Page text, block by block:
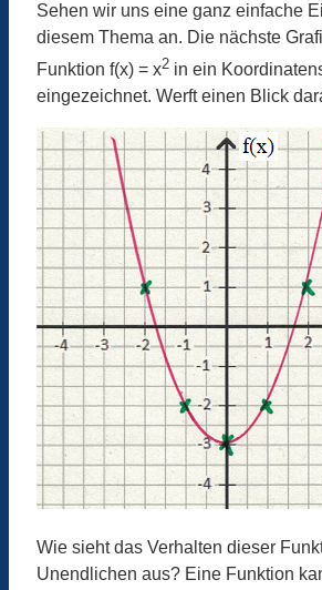
Sehen wir uns eine ganz einfache
diesem Thema an. Die nächste
Funktion f(x) = x2 in ein
eingezeichnet. Werft einen Blick
Wie sieht das Verhalten dieser
Unendlichen aus? Eine Funktion